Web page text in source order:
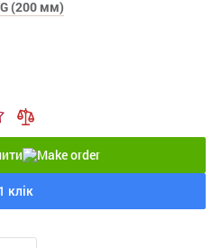
(200 мм)
клік